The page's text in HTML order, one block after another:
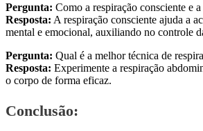
Pergunta: Como a respiração consciente e
Resposta: A respiração consciente ajuda a
mental e emocional, auxiliando no controle
Pergunta: Qual é a melhor técnica de
Resposta: Experimente a respiração
o corpo de forma eficaz.
Conclusão: